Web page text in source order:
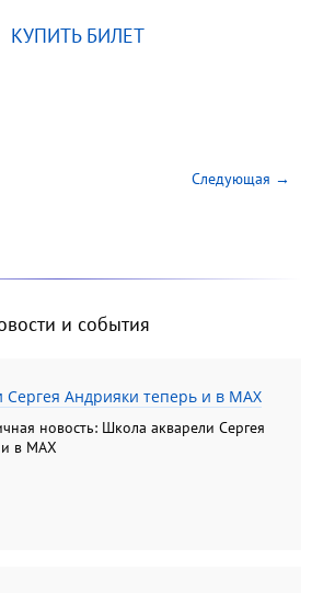
КУПИТЬ БИЛЕТ
Следующая →
и события
Андрияки теперь и в MAX
новость: Школа акварели Сергея
в MAX